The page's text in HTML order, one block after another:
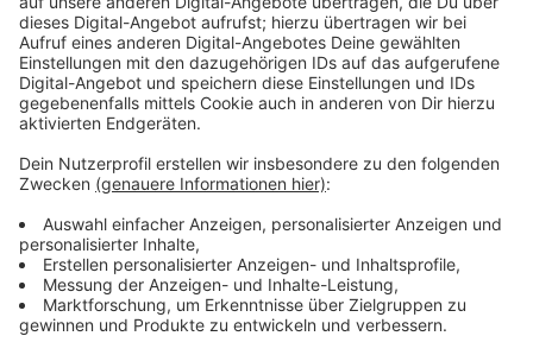
Immer auf dem Laufenden
bleiben!
Verpass' nichts mehr - mit unserem kostenlosen
ANTENNE BAYERN Newsletter. Ob Nachrichten,
Lifestyle oder unsere neuesten Aktionen - wir
informieren dich.
Zum Newsletter anmelden